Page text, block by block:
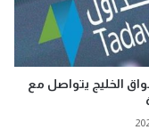
الخليج يتواصل مع